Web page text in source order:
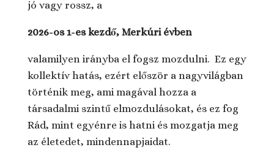
jó vagy rossz, a
2026-os 1-es kezdő, Merkúri évben
valamilyen irányba el fogsz mozdulni. Ez egy
kollektív hatás, ezért először a nagyvilágban
történik meg, ami magával hozza a
társadalmi szintű elmozdulásokat, és ez fog
Rád, mint egyénre is hatni és mozgatja meg
az életedet, mindennapjaidat.